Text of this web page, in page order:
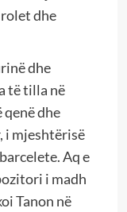
dhe
dhe
të tilla në
qenë dhe
i mjeshtërisë
Aq e
i madh
Tanon në